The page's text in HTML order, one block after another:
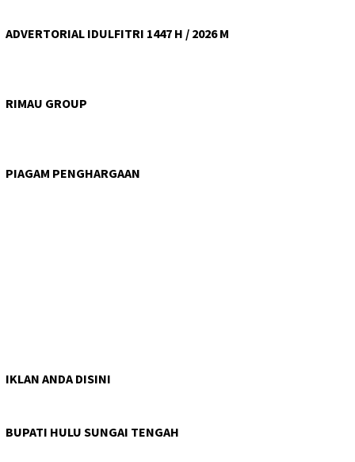
ADVERTORIAL IDULFITRI 1447 H / 2026 M
RIMAU GROUP
PIAGAM PENGHARGAAN
IKLAN ANDA DISINI
BUPATI HULU SUNGAI TENGAH